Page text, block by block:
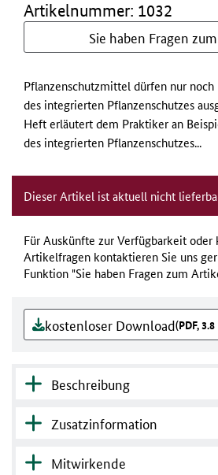
Artikelnummer: 1032
Sie haben Fragen
Pflanzenschutzmittel dürfen nur noch
des integrierten Pflanzenschutzes
Heft erläutert dem Praktiker an
des integrierten Pflanzenschutzes...
Dieser Artikel ist aktuell nicht
Für Auskünfte zur Verfügbarkeit oder
Artikelfragen kontaktieren Sie uns
Funktion "Sie haben Fragen zum
kostenloser Download(PDF,
Beschreibung
Zusatzinformation
Mitwirkende